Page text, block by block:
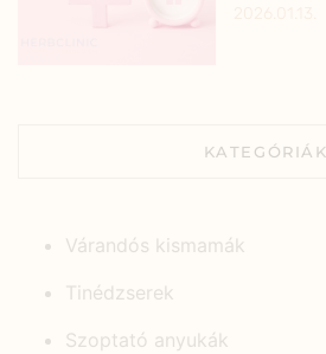
KATEGÓRIÁK
Várandós kismamák
Tinédzserek
Szoptató anyukák